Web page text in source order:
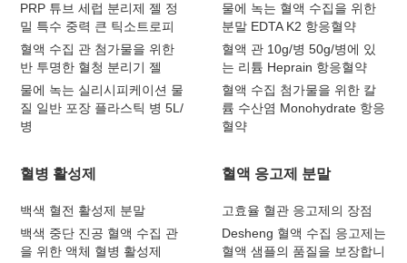
PRP 튜브 세럽 분리제 젤 정
밀 특수 중력 큰 틱소트로피
혈액 수집 관 첨가물을 위한
반 투명한 혈청 분리기 젤
물에 녹는 실리시피케이션 물
질 일반 포장 플라스틱 병 5L/
병
물에 녹는 혈액 수집을 위한
분말 EDTA K2 항응혈약
혈액 관 10g/병 50g/병에 있
는 리튬 Heprain 항응혈약
혈액 수집 첨가물을 위한 칼
륨 수산염 Monohydrate 항응
혈약
혈병 활성제
백색 혈전 활성제 분말
백색 중단 진공 혈액 수집 관
을 위한 액체 혈병 활성제
혈액 응고제 분말
고효율 혈관 응고제의 장점
Desheng 혈액 수집 응고제는
혈액 샘플의 품질을 보장합니